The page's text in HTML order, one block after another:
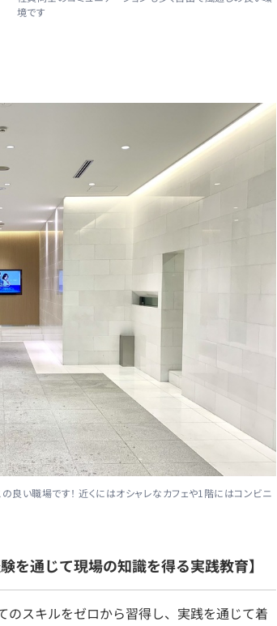
境です
良い職場です！ 近くにはオシャレなカフェや1階にはコンビニ
を通じて現場の知識を得る実践教育】
のスキルをゼロから習得し、実践を通じて着